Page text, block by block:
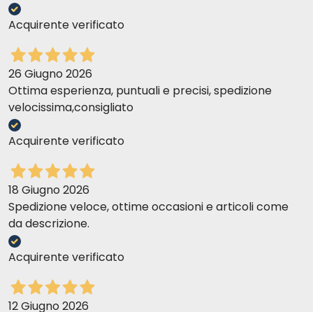
Acquirente verificato
26 Giugno 2026
Ottima esperienza, puntuali e precisi, spedizione
velocissima,consigliato
Acquirente verificato
18 Giugno 2026
Spedizione veloce, ottime occasioni e articoli come
da descrizione.
Acquirente verificato
12 Giugno 2026